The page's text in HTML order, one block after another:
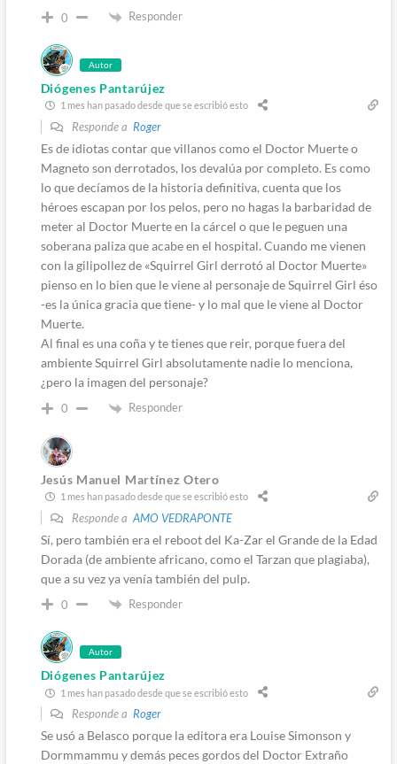
0 Responder
Autor
Diógenes Pantarújez
1 mes han pasado desde que se escribió esto
Responde a Roger
Es de idiotas contar que villanos como el Doctor Muerte o
Magneto son derrotados, los devalúa por completo. Es como
lo que decíamos de la historia definitiva, cuenta que los
héroes escapan por los pelos, pero no hagas la barbaridad de
meter al Doctor Muerte en la cárcel o que le peguen una
soberana paliza que acabe en el hospital. Cuando me vienen
con la gilipollez de «Squirrel Girl derrotó al Doctor Muerte»
pienso en lo bien que le viene al personaje de Squirrel Girl éso
-es la única gracia que tiene- y lo mal que le viene al Doctor
Muerte.
Al final es una coña y te tienes que reir, porque fuera del
ambiente Squirrel Girl absolutamente nadie lo menciona,
¿pero la imagen del personaje?
0 Responder
Jesús Manuel Martínez Otero
1 mes han pasado desde que se escribió esto
Responde a AMO VEDRAPONTE
Sí, pero también era el reboot del Ka-Zar el Grande de la Edad
Dorada (de ambiente africano, como el Tarzan que plagiaba),
que a su vez ya venía también del pulp.
0 Responder
Autor
Diógenes Pantarújez
1 mes han pasado desde que se escribió esto
Responde a Roger
Se usó a Belasco porque la editora era Louise Simonson y
Dormmammu y demás peces gordos del Doctor Extraño